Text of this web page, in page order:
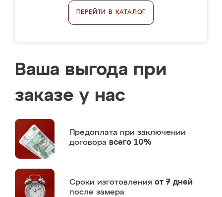
ПЕРЕЙТИ В КАТАЛОГ
Ваша выгода при
заказе у нас
Предоплата при заключении
договора всего 10%
Сроки изготовления от 7 дней
после замера